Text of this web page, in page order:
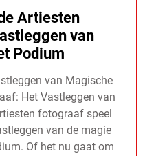
Artiesten
van
Podium
van Magische
Het Vastleggen van
fotograaf speel
van de magie
Of het nu gaat om